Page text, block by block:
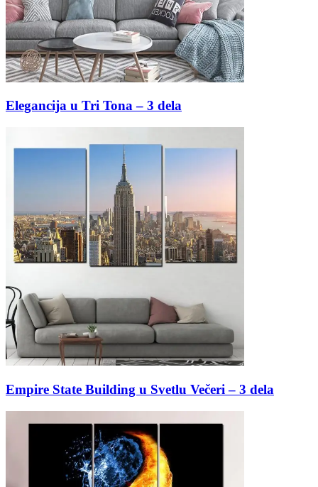
Elegancija u Tri Tona – 3 dela
Empire State Building u Svetlu Večeri – 3 dela